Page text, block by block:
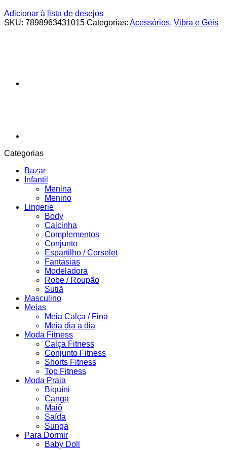
Adicionar à lista de desejos
SKU: 7898963431015 Categorias: Acessórios, Vibra e Géis
Categorias
Bazar
Infantil
Menina
Menino
Lingerie
Body
Calcinha
Complementos
Conjunto
Espartilho / Corselet
Fantasias
Modeladora
Robe / Roupão
Sutiã
Masculino
Meias
Meia Calça / Fina
Meia dia a dia
Moda Fitness
Calça Fitness
Conjunto Fitness
Shorts Fitness
Top Fitness
Moda Praia
Biquíni
Canga
Maiô
Saída
Sunga
Para Dormir
Baby Doll